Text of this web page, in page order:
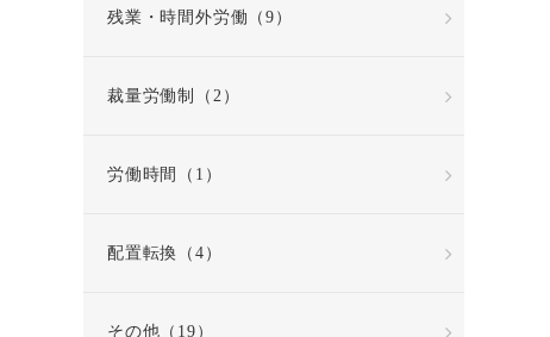
残業・時間外労働（9）
裁量労働制（2）
労働時間（1）
配置転換（4）
その他（19）